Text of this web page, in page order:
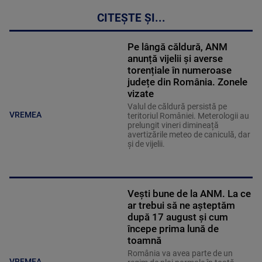
CITEȘTE ȘI...
VREMEA
Pe lângă căldură, ANM
anunță vijelii și averse
torențiale în numeroase
județe din România. Zonele
vizate
Valul de căldură persistă pe
teritoriul României. Meterologii au
prelungit vineri dimineață
avertizările meteo de caniculă, dar
și de vijelii.
Vești bune de la ANM. La ce
ar trebui să ne așteptăm
după 17 august și cum
începe prima lună de
toamnă
România va avea parte de un